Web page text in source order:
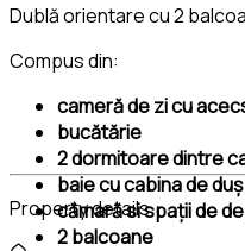
Dublă orientare cu 2
Compus din:
cameră de zi cu
bucătărie
2 dormitoare dintre
baie cu cabina de duș
cămară si spații de
2 balcoane
Property details